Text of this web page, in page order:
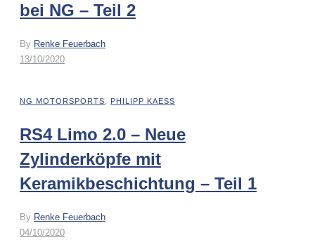
bei NG – Teil 2
By Renke Feuerbach
13/10/2020
NG MOTORSPORTS PHILIPP KAESS
RS4 Limo 2.0 – Neue
Zylinderköpfe mit
Keramikbeschichtung – Teil 1
By Renke Feuerbach
04/10/2020